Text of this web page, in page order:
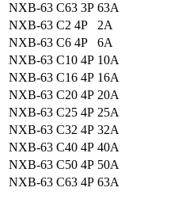
NXB-63 C63 3P 63A
NXB-63 C2 4P
2A
NXB-63 C6 4P
6A
NXB-63 C10 4P 10A
NXB-63 C16 4P 16A
NXB-63 C20 4P 20A
NXB-63 C25 4P 25A
NXB-63 C32 4P 32A
NXB-63 C40 4P 40A
NXB-63 C50 4P 50A
NXB-63 C63 4P 63A